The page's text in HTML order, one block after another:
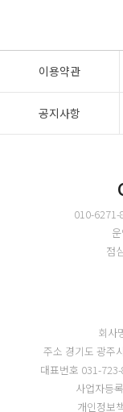
이용약관
공지사항
010-
점
회사
주소 경기도 광주
대표번호 031-
사업자등
개인정보